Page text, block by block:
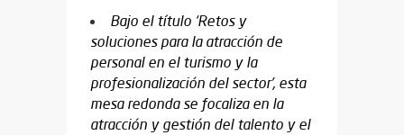
Bajo el título ‘Retos y
soluciones para la atracción de
personal en el turismo y la
profesionalización del sector’, esta
mesa redonda se focaliza en la
atracción y gestión del talento y el